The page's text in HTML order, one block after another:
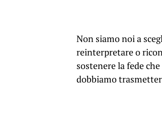
Non siamo noi a
reinterpretare o
sostenere la fede
dobbiamo